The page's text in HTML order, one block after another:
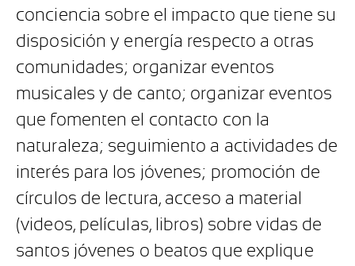
conciencia sobre el impacto que tiene su
disposición y energía respecto a otras
comunidades; organizar eventos
musicales y de canto; organizar eventos
que fomenten el contacto con la
naturaleza; seguimiento a actividades de
interés para los jóvenes; promoción de
círculos de lectura, acceso a material
(videos, películas, libros) sobre vidas de
santos jóvenes o beatos que explique